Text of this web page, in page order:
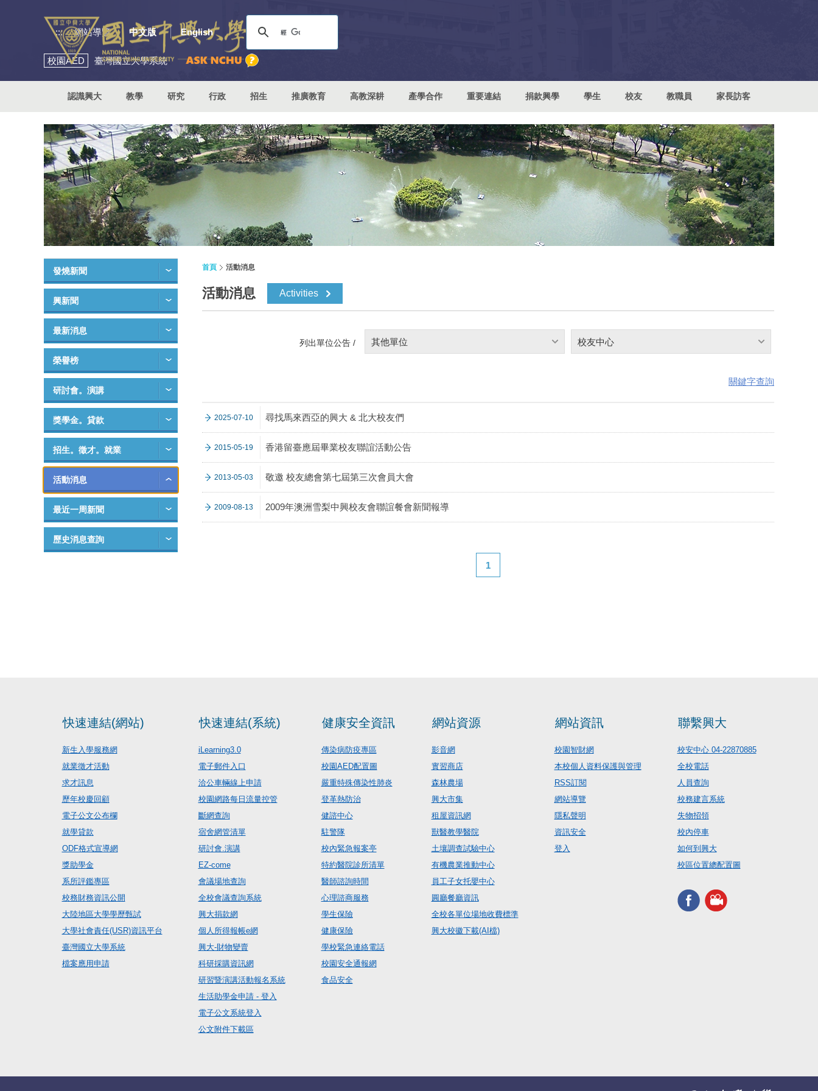
::: 網站導覽 中文版 English
校園AED 臺灣國立大學系統
認識興大 教學 研究 行政 招生 推廣教育 高教深耕 產學合作 重要連結 捐款興學 學生 校友 教職員 家長訪客
發燒新聞
興新聞
最新消息
榮譽榜
研討會。演講
獎學金。貸款
招生。徵才。就業
活動消息
最近一周新聞
歷史消息查詢
首頁 活動消息
活動消息 Activities
列出單位公告 / 其他單位 校友中心
關鍵字查詢
2025-07-10 尋找馬來西亞的興大 & 北大校友們
2015-05-19 香港留臺應屆畢業校友聯誼活動公告
2013-05-03 敬邀 校友總會第七屆第三次會員大會
2009-08-13 2009年澳洲雪梨中興校友會聯誼餐會新聞報導
1
快速連結(網站)
新生入學服務網
就業徵才活動
求才訊息
歷年校慶回顧
電子公文公布欄
就學貸款
ODF格式宣導網
獎助學金
系所評鑑專區
校務財務資訊公開
大陸地區大學學歷甄試
大學社會責任(USR)資訊平台
臺灣國立大學系統
檔案應用申請
快速連結(系統)
iLearning3.0
電子郵件入口
洽公車輛線上申請
校園網路每日流量控管
斷網查詢
宿舍網管清單
研討會.演講
EZ-come
會議場地查詢
全校會議查詢系統
興大捐款網
個人所得報帳e網
興大-財物變賣
科研採購資訊網
研習暨演講活動報名系統
生活助學金申請 - 登入
電子公文系統登入
公文附件下載區
健康安全資訊
傳染病防疫專區
校園AED配置圖
嚴重特殊傳染性肺炎
登革熱防治
健諮中心
駐警隊
校內緊急報案亭
特約醫院診所清單
醫師諮詢時間
心理諮商服務
學生保險
健康保險
學校緊急連絡電話
校園安全通報網
食品安全
網站資源
影音網
實習商店
森林農場
興大市集
租屋資訊網
獸醫教學醫院
土壤調查試驗中心
有機農業推動中心
員工子女托嬰中心
圓廳餐廳資訊
全校各單位場地收費標準
興大校徽下載(AI檔)
網站資訊
校園智財網
本校個人資料保護與管理
RSS訂閱
網站導覽
隱私聲明
資訊安全
登入
聯繫興大
校安中心 04-22870885
全校電話
人員查詢
校務建言系統
失物招領
校內停車
如何到興大
校區位置總配置圖